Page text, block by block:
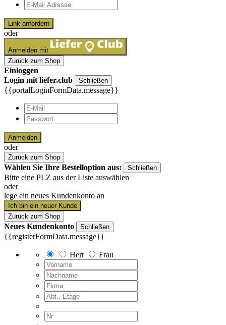
Link anfordern
oder
Anmelden mit
Zurück zum Shop
Einloggen
Login mit liefer.club
Schließen
{{portalLoginFormData.message}}
Anmelden
oder
Zurück zum Shop
Wählen Sie Ihre Bestelloption aus: Schließen
Bitte eine PLZ aus der Liste auswählen
oder
lege ein neues Kundenkonto an
Ich bin ein neuer Kunde
Zurück zum Shop
Neues Kundenkonto Schließen
{{registerFormData.message}}
Herr Frau